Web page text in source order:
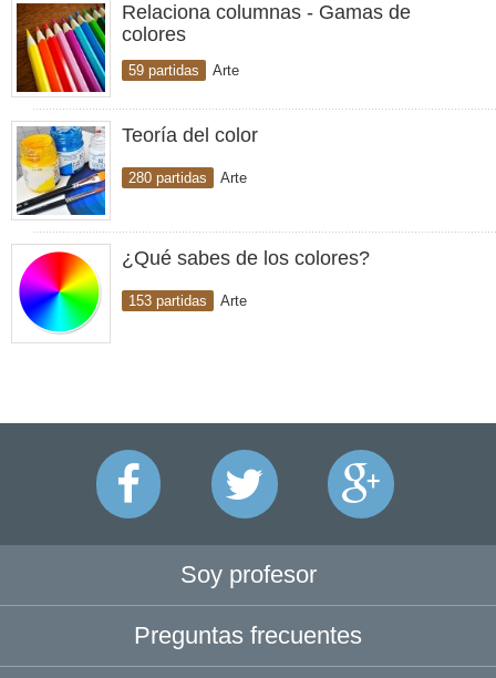
Relaciona columnas - Gamas de
colores
59 partidas Arte
Teoría del color
280 partidas Arte
¿Qué sabes de los colores?
153 partidas Arte
Soy profesor
Preguntas frecuentes